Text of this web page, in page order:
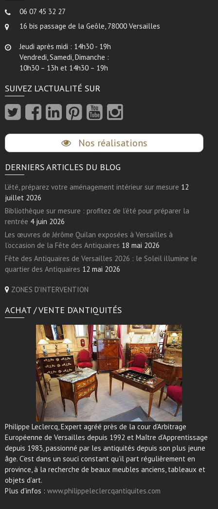
06 07 45 32 27
16 bis passage de la Geôle, 78000 Versailles
Jeudi après midi : 14h30 - 19h
Vendredi, Samedi, Dimanche :
10h30 – 13h et 14h30 – 19h
SUIVEZ L’ACTUALITÉ SUR
Nos réalisations
DERNIERS ARTICLES DU BLOG
L’été, préparez votre aménagement intérieur sur mesure 12
juillet 2026
Bibliothèque sur mesure : profitez de l’été pour préparer la
rentrée 4 juin 2026
Les œuvres de Jérôme Quilan exposées à Versailles à
l’occasion de la Fête des Antiquaires 18 mai 2026
Fête des Antiquaires de Versailles 2026 : le Soleil illumine le
quartier des Antiquaires 12 mai 2026
ZONES D'INTERVENTION
ACHAT / VENTE D’ANTIQUITÉS
Philippe Leclercq, Expert agréé près de la cour d’Arbitrage
Européenne de Versailles depuis 1992 et Maître d’Apprentissage
depuis 1983, passionné par les antiquités depuis son plus jeune
âge. C’est dans un souci constant qu’il part régulièrement en
province, à la recherche de beaux meubles anciens, tableaux et
objets d’art.
Plus d'infos : www.philippeleclercqantiquites.com